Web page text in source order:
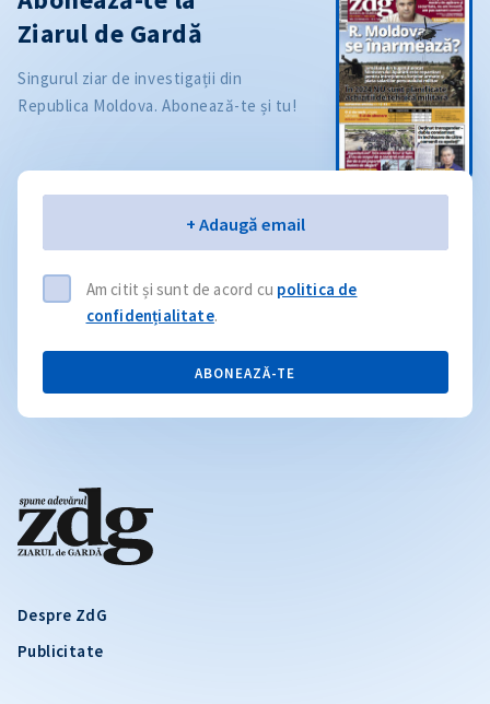
Despre ZdG
Publicitate
Ziarul de Gardă
Singurul ziar de investigații din
Republica Moldova. Abonează-te și tu!
+ Adaugă email
Am citit și sunt de acord cu politica de
confidențialitate.
ABONEAZĂ-TE